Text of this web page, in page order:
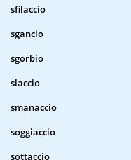
sfilaccio
sgancio
sgorbio
slaccio
smanaccio
soggiaccio
sottaccio